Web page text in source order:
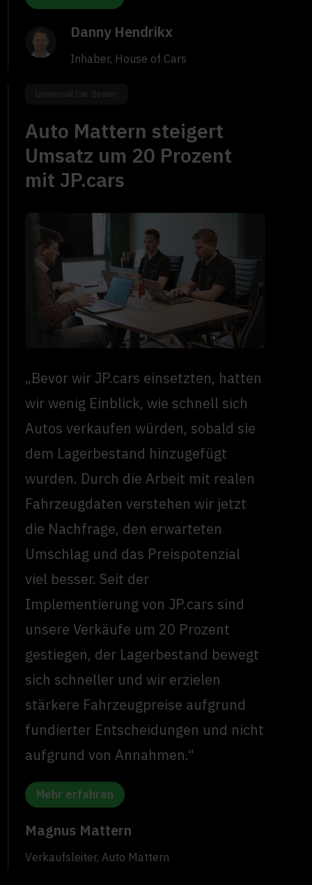
Danny Hendrikx
Inhaber, House of Cars
Universal car dealer
Auto Mattern steigert
Umsatz um 20 Prozent
mit JP.cars
„Bevor wir JP.cars einsetzten, hatten
wir wenig Einblick, wie schnell sich
Autos verkaufen würden, sobald sie
dem Lagerbestand hinzugefügt
wurden. Durch die Arbeit mit realen
Fahrzeugdaten verstehen wir jetzt
die Nachfrage, den erwarteten
Umschlag und das Preispotenzial
viel besser. Seit der
Implementierung von JP.cars sind
unsere Verkäufe um 20 Prozent
gestiegen, der Lagerbestand bewegt
sich schneller und wir erzielen
stärkere Fahrzeugpreise aufgrund
fundierter Entscheidungen und nicht
aufgrund von Annahmen.“
Mehr erfahren
Magnus Mattern
Verkaufsleiter, Auto Mattern